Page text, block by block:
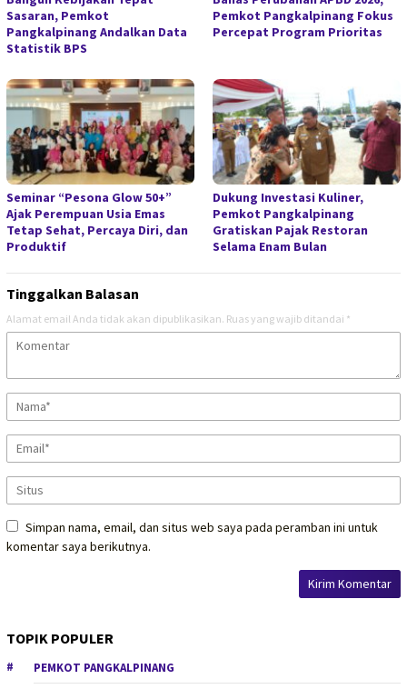
Sasaran, Pemkot
Pangkalpinang Andalkan Data
Statistik BPS
Pemkot Pangkalpinang Fokus
Percepat Program Prioritas
Seminar “Pesona Glow 50+”
Ajak Perempuan Usia Emas
Tetap Sehat, Percaya Diri, dan
Produktif
Dukung Investasi Kuliner,
Pemkot Pangkalpinang
Gratiskan Pajak Restoran
Selama Enam Bulan
Tinggalkan Balasan
Alamat email Anda tidak akan dipublikasikan. Ruas yang wajib ditandai *
Simpan nama, email, dan situs web saya pada peramban ini untuk
komentar saya berikutnya.
TOPIK POPULER
PEMKOT PANGKALPINANG